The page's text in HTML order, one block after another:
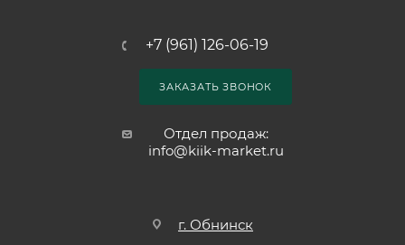
+7 (961) 126-06-19
ЗАКАЗАТЬ ЗВОНОК
Отдел продаж:
info@kiik-market.ru
г. Обнинск